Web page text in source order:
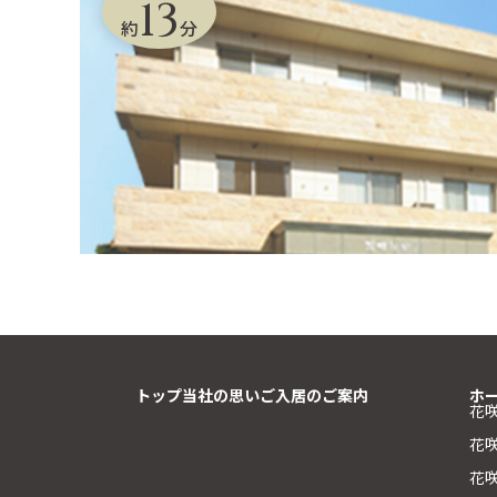
約13分
トップ当社の思いご入居のご案内 ホ
花
花
花